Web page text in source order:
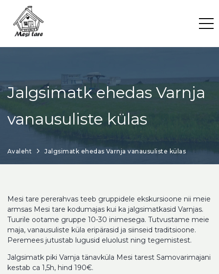
content
Jalgsimatk ehedas Varnja
vanausuliste külas
Avaleht Jalgsimatk ehedas Varnja vanausuliste külas
Mesi tare pererahvas teeb gruppidele ekskursioone nii meie
armsas Mesi tare kodumajas kui ka jalgsimatkasid Varnjas.
Tuurile ootame gruppe 10-30 inimesega. Tutvustame meie
maja, vanausuliste küla eripärasid ja siinseid traditsioone.
Peremees jutustab lugusid eluolust ning tegemistest.
Jalgsimatk piki Varnja tänavküla Mesi tarest Samovarimajani
kestab ca 1,5h, hind 190€.